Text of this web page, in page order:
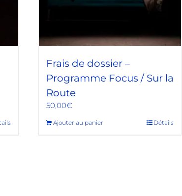
Frais de dossier –
Programme Focus / Sur la
Route
50,00€
Ajouter au panier Détails